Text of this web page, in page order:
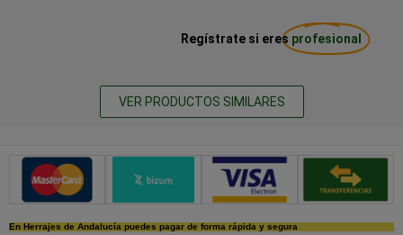
Regístrate si eres profesional
VER PRODUCTOS SIMILARES
Métodos de pago seguros
En Herrajes de Andalucía puedes pagar de forma rápida y segura